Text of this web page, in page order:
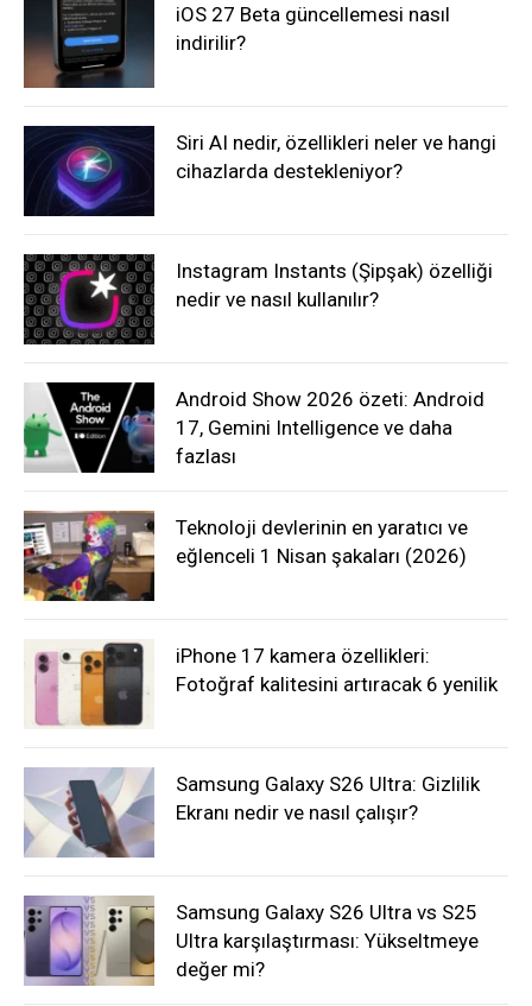
iOS 27 Beta güncellemesi nasıl
indirilir?
Siri AI nedir, özellikleri neler ve hangi
cihazlarda destekleniyor?
Instagram Instants (Şipşak) özelliği
nedir ve nasıl kullanılır?
Android Show 2026 özeti: Android
17, Gemini Intelligence ve daha
fazlası
Teknoloji devlerinin en yaratıcı ve
eğlenceli 1 Nisan şakaları (2026)
iPhone 17 kamera özellikleri:
Fotoğraf kalitesini artıracak 6 yenilik
Samsung Galaxy S26 Ultra: Gizlilik
Ekranı nedir ve nasıl çalışır?
Samsung Galaxy S26 Ultra vs S25
Ultra karşılaştırması: Yükseltmeye
değer mi?